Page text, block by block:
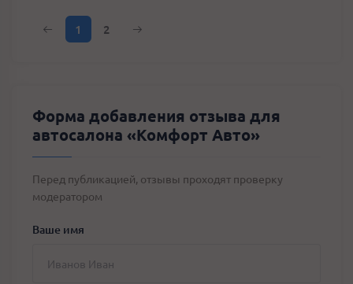
Предыдущая
1 2
Форма добавления отзыва для
автосалона «Комфорт Авто»
Перед публикацией, отзывы проходят проверку
модератором
Ваше имя